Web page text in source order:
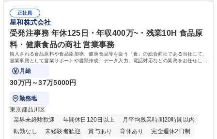
幅広く経験を積みたい意欲がある方に最適な環境です。 募集職種 【総
務・人事】未経験歓迎/日立グループ/組織運営を支えるゼネラリストを目
指す
のご経験 ■労務管理（給与計算・社会保険手続き・勤怠管理など）の経験
■衛生管理者の資格をお持ちの方 学歴・資格 学歴：大学院 大学 高専 短大
専修学校 高校 語学力： 資格：
正社員
星和株式会社
受発注事務 年休125日・年収400万~・残業10H 食品原
料・健康食品の商社 営業事務
輸入される食品原料や食品添加物、健康食品等を扱う「食」の総合商社である当社にて、
営業事務として営業サポートや書類作成、データ入力、電話対応などの業務をお任せしま
す。
月給
30万円～37万5000円
勤務地
東京都品川区
業界未経験歓迎
年間休日120日以上
月平均残業時間20時間以内
転勤なし
未経験者歓迎 賞与あり 育休あり
完全週休2日制